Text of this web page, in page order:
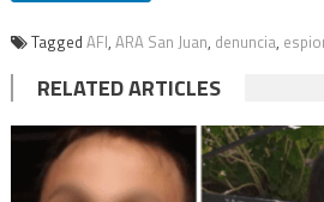
Tagged AFI, ARA San Juan, denuncia,
RELATED ARTICLES